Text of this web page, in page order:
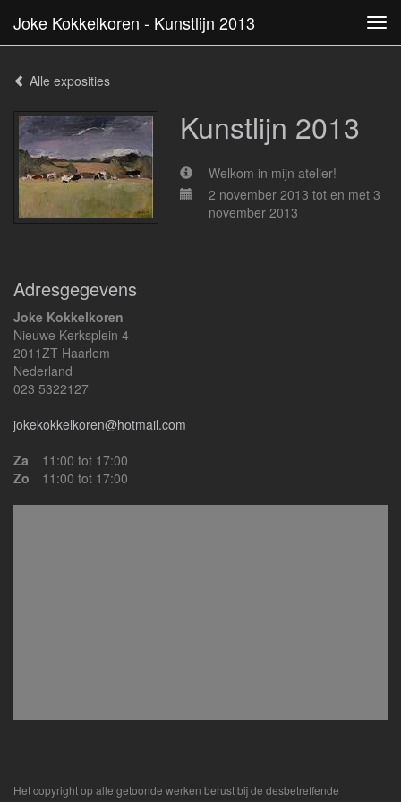
Joke Kokkelkoren - Kunstlijn 2013
Alle exposities
Kunstlijn 2013
Welkom in mijn atelier!
2 november 2013 tot en met 3
november 2013
Adresgegevens
Joke Kokkelkoren
Nieuwe Kerksplein 4
2011ZT Haarlem
Nederland
023 5322127
jokekokkelkoren@hotmail.com
Za
11:00 tot 17:00
Zo
11:00 tot 17:00
Het copyright op alle getoonde werken berust bij de desbetreffende